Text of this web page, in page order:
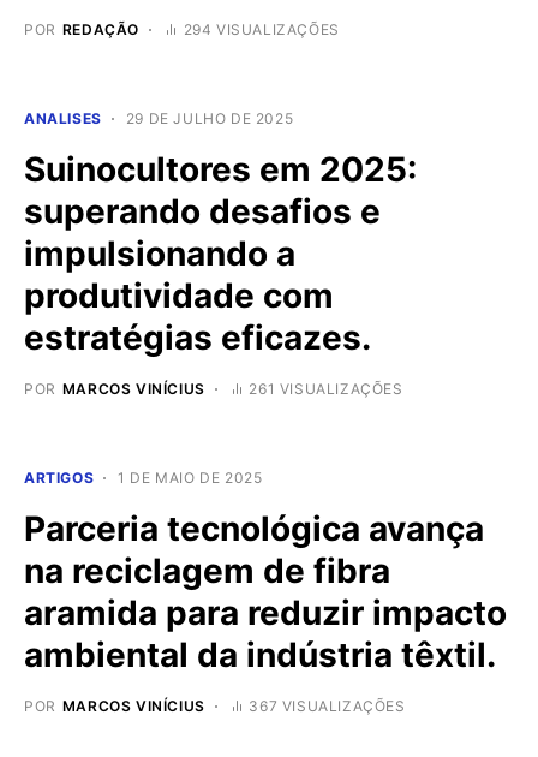
POR REDAÇÃO 294 VISUALIZAÇÕES
ANALISES 29 DE JULHO DE 2025
Suinocultores em 2025:
superando desafios e
impulsionando a
produtividade com
estratégias eficazes.
POR MARCOS VINÍCIUS 261 VISUALIZAÇÕES
ARTIGOS 1 DE MAIO DE 2025
Parceria tecnológica avança
na reciclagem de fibra
aramida para reduzir impacto
ambiental da indústria têxtil.
POR MARCOS VINÍCIUS 367 VISUALIZAÇÕES